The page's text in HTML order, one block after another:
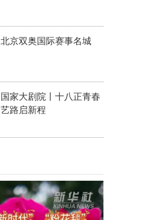
北京双奥国际赛事名城
国家大剧院丨十八正青春
艺路启新程